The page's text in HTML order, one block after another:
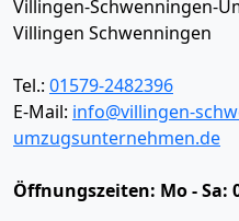
Villingen-Schwenningen-
Villingen Schwenningen
Tel.: 01579-2482396
E-Mail: info@villingen-
umzugsunternehmen.de
Öffnungszeiten: Mo - Sa: